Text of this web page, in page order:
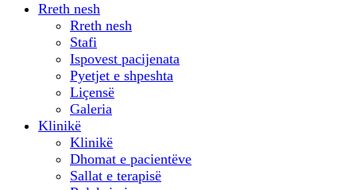
Rreth nesh
Rreth nesh
Stafi
Ispovest pacijenata
Pyetjet e shpeshta
Liçensë
Galeria
Klinikë
Klinikë
Dhomat e pacientëve
Sallat e terapisë